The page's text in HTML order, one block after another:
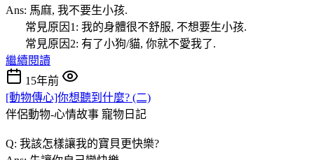
Ans: 馬麻, 我不要生小孩.
常見原因1: 我的身體很不舒服, 不想要生小孩.
常見原因2: 有了小狗/貓, 你就不愛我了.
繼續閱讀
15年前
[動物傳心]你想聽到什麼? (二)
伴侶動物-心情故事 寵物日記
Q: 我該怎樣讓我的寶貝更快樂?